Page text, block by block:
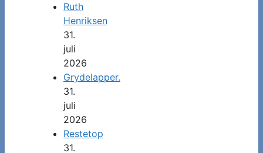
Ruth
Henriksen
31.
juli
2026
Grydelapper.
31.
juli
2026
Restetop
31.